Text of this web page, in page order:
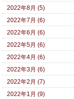
2022年8月 (5)
2022年7月 (6)
2022年6月 (6)
2022年5月 (6)
2022年4月 (6)
2022年3月 (6)
2022年2月 (7)
2022年1月 (9)